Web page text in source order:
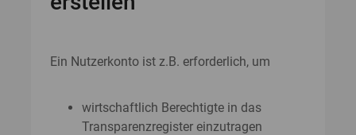
Ein Nutzerkonto ist z.B. erforderlich, um
wirtschaftlich Berechtigte in das
Transparenzregister einzutragen